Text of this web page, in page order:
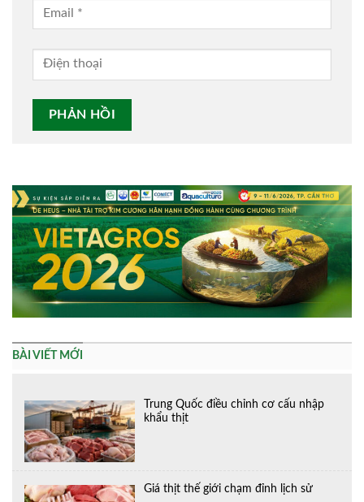
BÀI VIẾT MỚI
Trung Quốc điều chỉnh cơ cấu nhập
khẩu thịt
Giá thịt thế giới chạm đỉnh lịch sử